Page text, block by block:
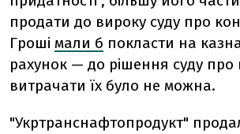
продати до вироку суду про
Гроші мали б покласти на
рахунок — до рішення суду про
витрачати їх було не можна.
"Укртранснафтопродукт"